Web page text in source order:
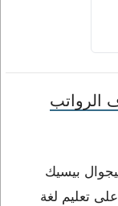
الرواتب
بيسيك
تعليم لغة